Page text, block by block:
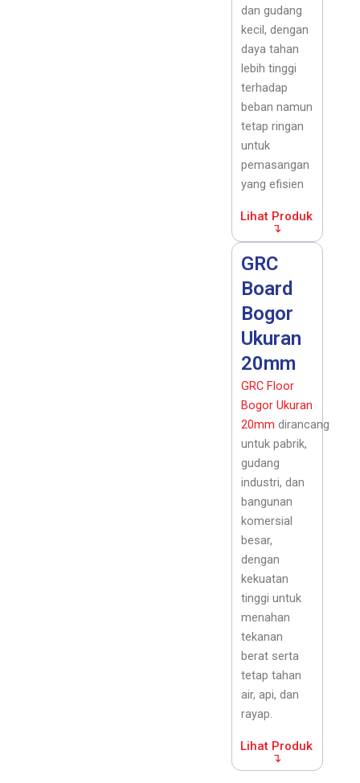
dan gudang
kecil, dengan
daya tahan
lebih tinggi
terhadap
beban namun
tetap ringan
untuk
pemasangan
yang efisien
Lihat Produk
↴
GRC
Board
Bogor
Ukuran
20mm
GRC Floor
Bogor Ukuran
20mm dirancang
untuk pabrik,
gudang
industri, dan
bangunan
komersial
besar,
dengan
kekuatan
tinggi untuk
menahan
tekanan
berat serta
tetap tahan
air, api, dan
rayap.
Lihat Produk
↴